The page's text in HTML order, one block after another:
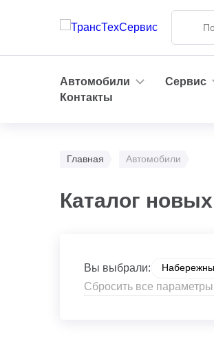
Автомобили Сервис
Контакты
Главная Автомобили
Каталог
Вы выбрали:
Сбросить все